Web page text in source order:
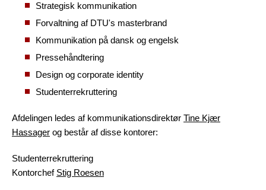
Strategisk kommunikation
Forvaltning af DTU's masterbrand
Kommunikation på dansk og engelsk
Pressehåndtering
Design og corporate identity
Studenterrekruttering
Afdelingen ledes af kommunikationsdirektør Tine Kjær
Hassager og består af disse kontorer:
Studenterrekruttering
Kontorchef Stig Roesen